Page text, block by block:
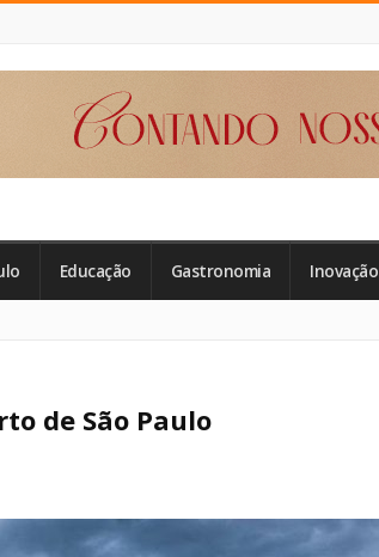
Educação Gastronomia Inovação
de São Paulo